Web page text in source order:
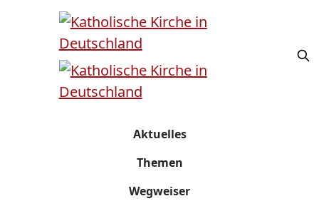
Aktuelles
Themen
Wegweiser